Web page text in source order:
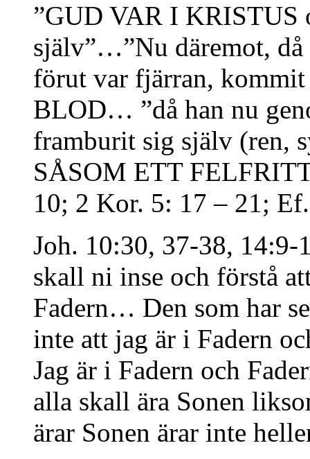
”GUD VAR I KRISTUS
själv”…”Nu däremot, då
förut var fjärran,
BLOD… ”då han nu
framburit sig själv (ren,
SÅSOM ETT
10; 2 Kor. 5: 17 – 21;
Joh. 10:30, 37-38, 14:9-
skall ni inse och förstå
Fadern… Den som har
inte att jag är i Fadern
Jag är i Fadern och
alla skall ära Sonen
ärar Sonen ärar inte